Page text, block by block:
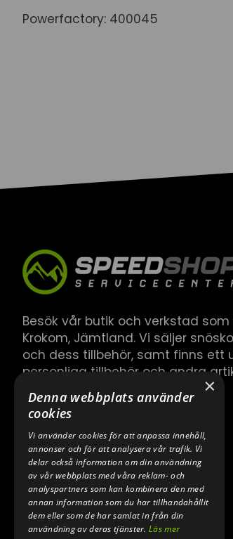
Powerfactory: 400045
Besök vår butik och verkstad som
Krokom, Jämtland. Vi säljer
och dess tillbehör, samt finns ett
personliga tillbehör och andra
hör till.
×
Denna webbplats använder
cookies
Vi använder cookies för att anpassa innehåll,
annonser och för att analysera vår trafik. Vi
delar också information om din användning
av vår webbplats med våra reklam- och
analyspartners som kan kombinera den med
annan information som du har tillhandahållit
dem eller som de har samlat in från din
användning av deras tjänster.Läs mer